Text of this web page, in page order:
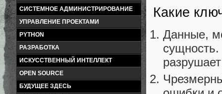
СИСТЕМНОЕ АДМИНИСТРИРОВАНИЕ
УПРАВЛЕНИЕ ПРОЕКТАМИ
PYTHON
РАЗРАБОТКА
ИСКУССТВЕННЫЙ ИНТЕЛЛЕКТ
OPEN SOURCE
БУДУЩЕЕ ЗДЕСЬ
Какие
Данные,